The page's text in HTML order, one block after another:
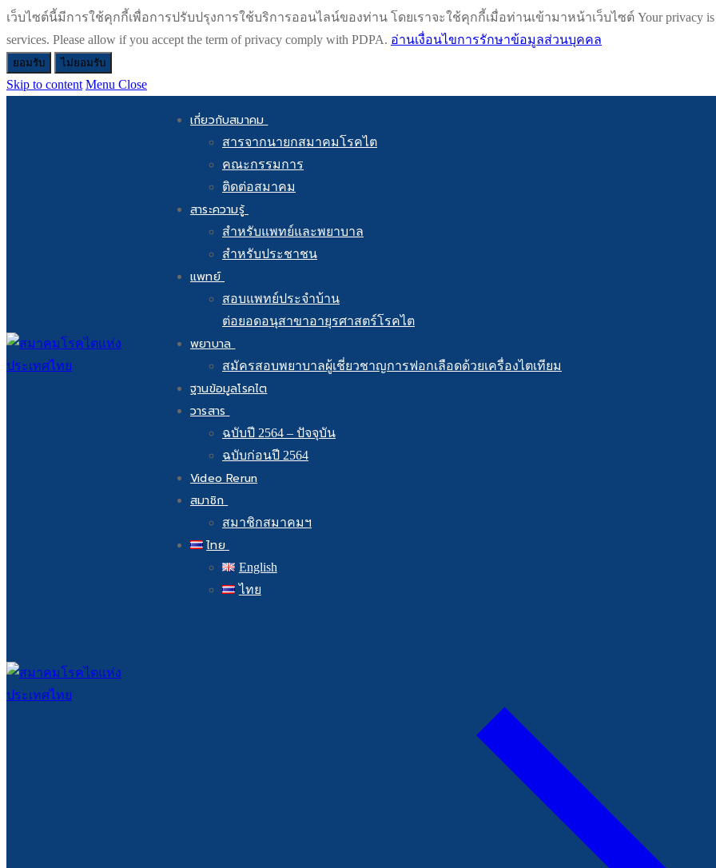
เว็บไซต์นี้มีการใช้คุกกี้เพื่อการปรับปรุงการใช้บริการออนไลน์ของท่าน โดยเราจะใช้คุกกี้เมื่อท่านเข้ามาหน้าเว็บไซต์ Your privacy is
services. Please allow if you accept the term of privacy comply with PDPA. อ่านเงื่อนไขการรักษาข้อมูลส่วนบุคคล
ยอมรับ ไม่ยอมรับ
Skip to content Menu Close
เกี่ยวกับสมาคม
สารจากนายกสมาคมโรคไต
คณะกรรมการ
ติดต่อสมาคม
สาระความรู้
สำหรับแพทย์และพยาบาล
สำหรับประชาชน
แพทย์
สอบแพทย์ประจำบ้าน
ต่อยอดอนุสาขาอายุรศาสตร์โรคไต
พยาบาล
สมัครสอบพยาบาลผู้เชี่ยวชาญการฟอกเลือดด้วยเครื่องไตเทียม
ฐานข้อมูลโรคไต
วารสาร
ฉบับปี 2564 – ปัจจุบัน
ฉบับก่อนปี 2564
Video Rerun
สมาชิก
สมาชิกสมาคมฯ
ไทย
English
ไทย